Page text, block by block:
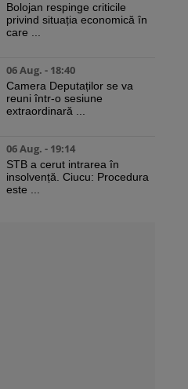
Bolojan respinge criticile
privind situația economică în
care ...
06 Aug. - 18:40
Camera Deputaților se va
reuni într-o sesiune
extraordinară ...
06 Aug. - 19:14
STB a cerut intrarea în
insolvență. Ciucu: Procedura
este ...